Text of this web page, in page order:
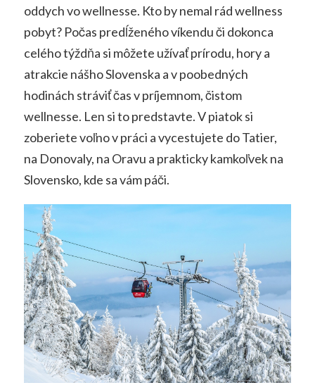
oddych vo wellnesse. Kto by nemal rád wellness
pobyt? Počas predĺženého víkendu či dokonca
celého týždňa si môžete užívať prírodu, hory a
atrakcie nášho Slovenska a v poobedných
hodinách stráviť čas v príjemnom, čistom
wellnesse. Len si to predstavte. V piatok si
zoberiete voľno v práci a vycestujete do Tatier,
na Donovaly, na Oravu a prakticky kamkoľvek na
Slovensko, kde sa vám páči.